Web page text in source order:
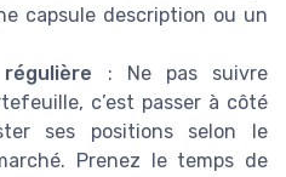
capsule description ou un
: Ne pas suivre
c’est passer à côté
ses positions selon le
Prenez le temps de